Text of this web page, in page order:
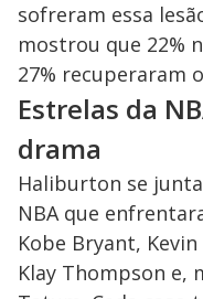
sofreram essa
mostrou que 22%
27% recuperaram
Estrelas da
drama
Haliburton se
NBA que
Kobe Bryant,
Klay Thompson e,